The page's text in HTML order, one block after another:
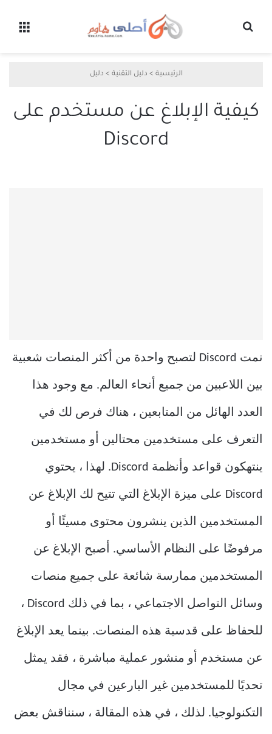
الرئيسية > دليل التقنية > دليل
كيفية الإبلاغ عن مستخدم على
Discord
نمت Discord لتصبح واحدة من أكثر المنصات شعبية
بين اللاعبين من جميع أنحاء العالم. مع وجود هذا
العدد الهائل من المتابعين ، هناك فرص لك في
التعرف على مستخدمين محتالين أو مستخدمين
ينتهكون قواعد وأنظمة Discord. لهذا ، يحتوي
Discord على ميزة الإبلاغ التي تتيح لك الإبلاغ عن
المستخدمين الذين ينشرون محتوى مسيئًا أو
مرفوضًا على النظام الأساسي. أصبح الإبلاغ عن
المستخدمين ممارسة شائعة على جميع منصات
وسائل التواصل الاجتماعي ، بما في ذلك Discord ،
للحفاظ على قدسية هذه المنصات. بينما يعد الإبلاغ
عن مستخدم أو منشور عملية مباشرة ، فقد يمثل
تحديًا للمستخدمين غير البارعين في مجال
التكنولوجيا. لذلك ، في هذه المقالة ، سنناقش بعض